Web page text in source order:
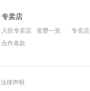
专卖店
入驻专卖店 资费一览
专卖
合作条款
法律声明